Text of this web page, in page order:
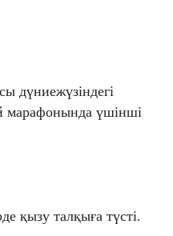
дүниежүзіндегі
марафонында үшінші
қызу талқыға түсті.